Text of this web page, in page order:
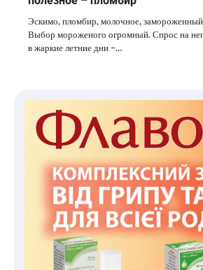
Эскимо, пломбир, молочное,
Выбор мороженого огромный. Спрос на
в жаркие летние дни –…